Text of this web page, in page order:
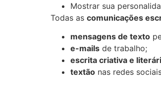
Mostrar sua
Todas as comunicações
mensagens de texto
e-mails de trabalho;
escrita criativa e
textão nas redes